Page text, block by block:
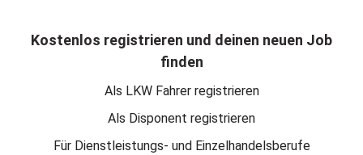
Kostenlos registrieren und deinen neuen Job
finden
Als LKW Fahrer registrieren
Als Disponent registrieren
Für Dienstleistungs- und Einzelhandelsberufe